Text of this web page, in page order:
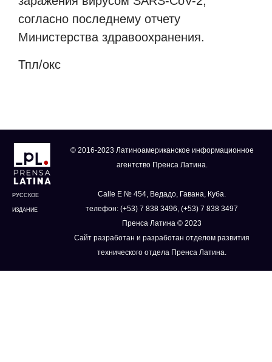
согласно последнему отчету
Министерства здравоохранения.
Тпл/окс
РУССКОЕ
ИЗДАНИЕ
© 2016-2023 Латиноамериканское информационное
агентство Пренса Латина.
Calle E № 454, Ведадо, Гавана, Куба.
телефон: (+53) 7 838 3496, (+53) 7 838 3497
Пренса Латина © 2023
Сайт разработан и разработан отделом развития
технического отдела Пренса Латина.